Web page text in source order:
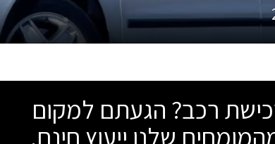
רכב? הגעתם למקום
שלנו ייעוץ חינם,